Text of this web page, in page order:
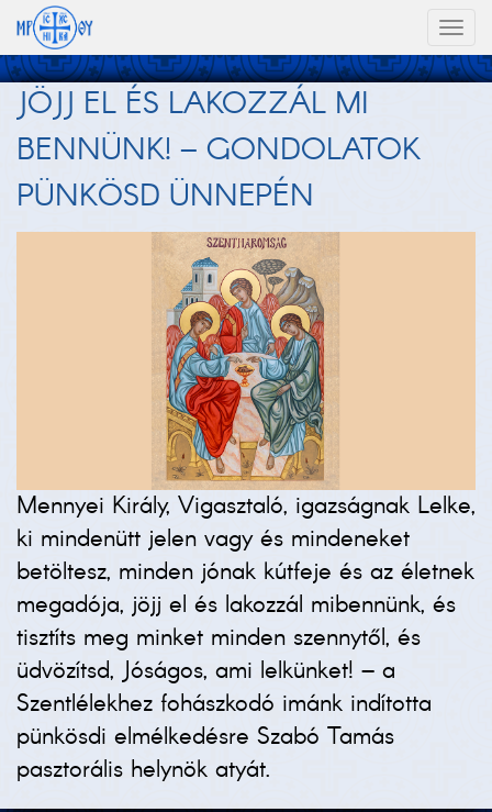
JÖJJ EL ÉS LAKOZZÁL MI
BENNÜNK! – GONDOLATOK
PÜNKÖSD ÜNNEPÉN
Mennyei Király, Vigasztaló, igazságnak Lelke,
ki mindenütt jelen vagy és mindeneket
betöltesz, minden jónak kútfeje és az életnek
megadója, jöjj el és lakozzál mibennünk, és
tisztíts meg minket minden szennytől, és
üdvözítsd, Jóságos, ami lelkünket! – a
Szentlélekhez fohászkodó imánk indította
pünkösdi elmélkedésre Szabó Tamás
pasztorális helynök atyát.